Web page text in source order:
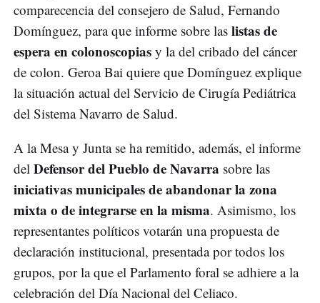
comparecencia del consejero de Salud, Fernando
Domínguez, para que informe sobre las listas de
espera en colonoscopias y la del cribado del cáncer
de colon. Geroa Bai quiere que Domínguez explique
la situación actual del Servicio de Cirugía Pediátrica
del Sistema Navarro de Salud.
A la Mesa y Junta se ha remitido, además, el informe
del Defensor del Pueblo de Navarra sobre las
iniciativas municipales de abandonar la zona
mixta o de integrarse en la misma. Asimismo, los
representantes políticos votarán una propuesta de
declaración institucional, presentada por todos los
grupos, por la que el Parlamento foral se adhiere a la
celebración del Día Nacional del Celiaco.